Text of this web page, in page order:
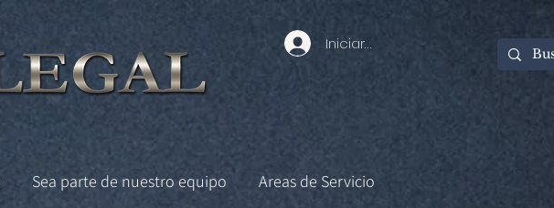
Iniciar sesión
Sea parte de nuestro equipo Areas de Servicio